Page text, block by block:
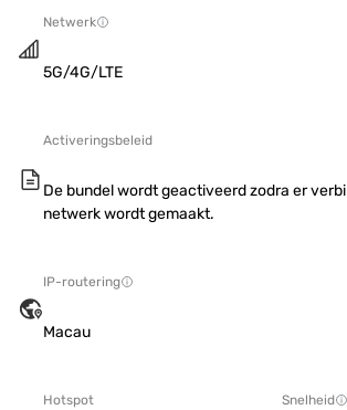
Netwerk
5G/4G/LTE
Activeringsbeleid
De bundel wordt geactiveerd zodra er
netwerk wordt gemaakt.
IP-routering
Macau
Hotspot Snelheid